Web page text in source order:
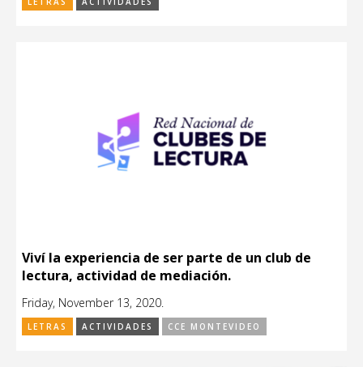
Viví la experiencia de ser parte de un club de
lectura, actividad de mediación.
Friday, November 13, 2020.
LETRAS ACTIVIDADES CCE MONTEVIDEO